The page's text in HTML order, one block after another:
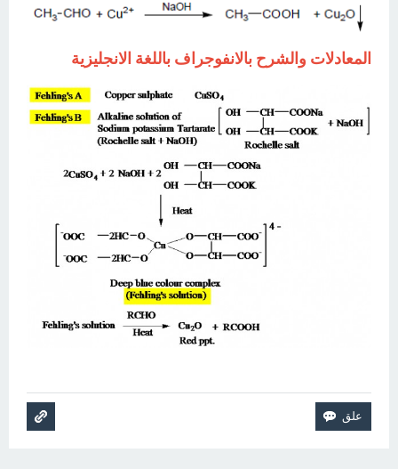
المعادلات والشرح بالانفوجراف باللغة الانجليزية